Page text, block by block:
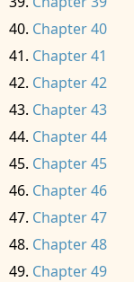
Chapter 40
Chapter 41
Chapter 42
Chapter 43
Chapter 44
Chapter 45
Chapter 46
Chapter 47
Chapter 48
Chapter 49